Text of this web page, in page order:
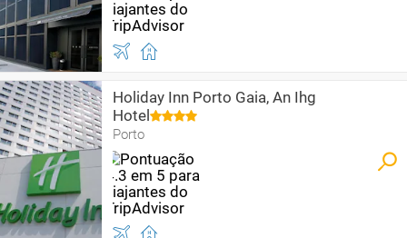
Holiday Inn Porto Gaia, An Ihg
Hotel
Porto